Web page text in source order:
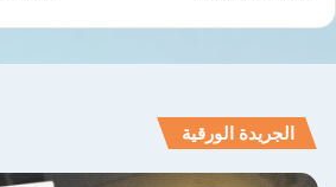
الجريدة الورقية